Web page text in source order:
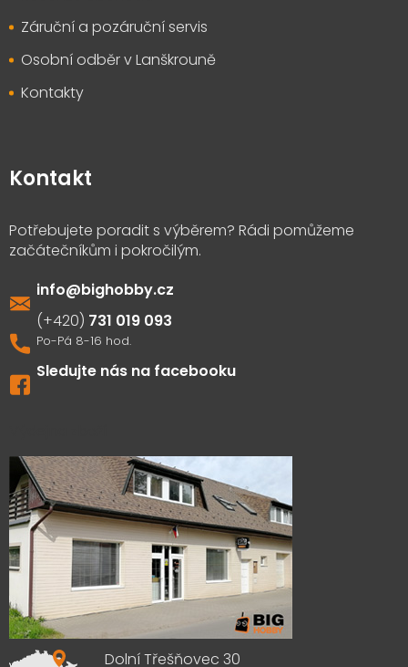
Záruční a pozáruční servis
Osobní odběr v Lanškrouně
Kontakty
Kontakt
info@bighobby.cz
731 019 093
Sledujte nás na facebooku
Dolní Třešňovec 30